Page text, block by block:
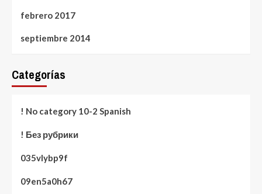
febrero 2017
septiembre 2014
Categorías
! No category 10-2 Spanish
! Без рубрики
035vlybp9f
09en5a0h67